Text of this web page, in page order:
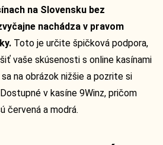
na Slovensku bez
nachádza v pravom
Toto je určite špičková podpora,
vaše skúsenosti s online kasínami
na obrázok nižšie a pozrite si
v kasíne 9Winz, pričom
červená a modrá.